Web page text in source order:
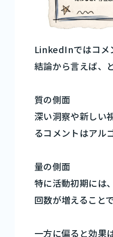
LinkedInではコメ
結論から言えば、
質の側面
深い洞察や新しい
るコメントはアル
量の側面
特に活動初期には
回数が増えること
一方に偏ると効果